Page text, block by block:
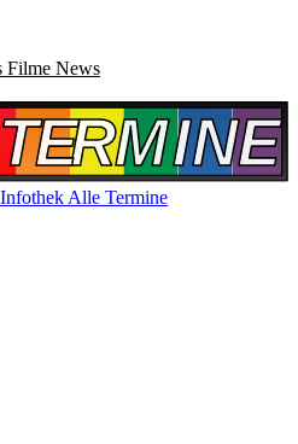
Filme News
Infothek Alle Termine